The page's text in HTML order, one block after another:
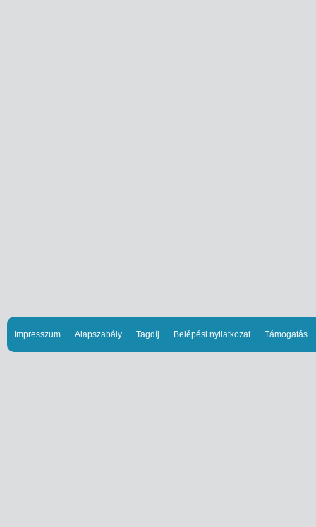
Impresszum Alapszabály Tagdíj Belépési nyilatkozat Támogatás